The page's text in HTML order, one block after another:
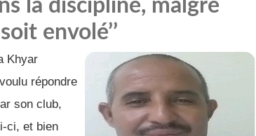
la discipline, malgré
envolé’’
Khyar
répondre
son club,
ci, et bien